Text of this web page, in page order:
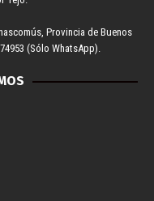
Provincia de Buenos
(Sólo WhatsApp).